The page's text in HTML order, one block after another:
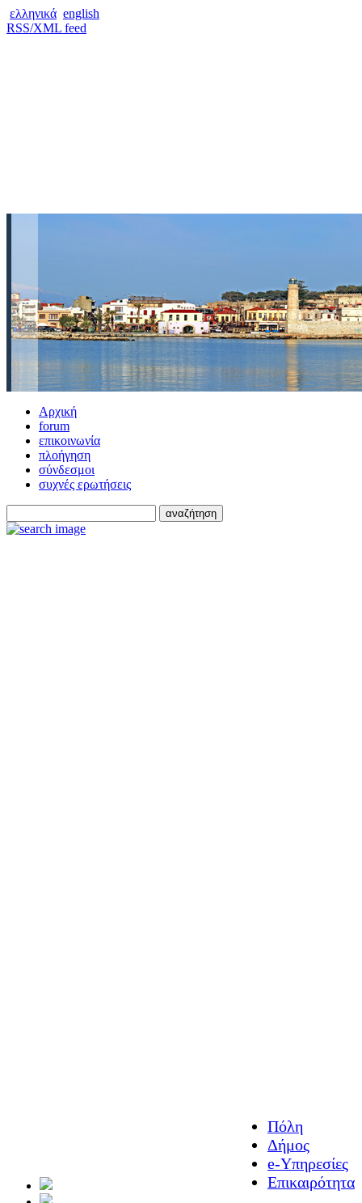
ελληνικά english
RSS/XML feed
Αρχική
forum
επικοινωνία
πλοήγηση
σύνδεσμοι
συχνές ερωτήσεις
Πόλη
Δήμος
e-Υπηρεσίες
Επικαιρότητα